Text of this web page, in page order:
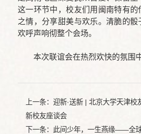
这一环节中，校友们用闽南特有的
之情，分享甜美与欢乐。清脆的骰
欢呼声响彻整个会场。
本次联谊会在热烈欢快的氛围
上一条： 迎新·送新 | 北京大学天津校
新校友座谈会
下一条： 此间少年，一生燕缘——全